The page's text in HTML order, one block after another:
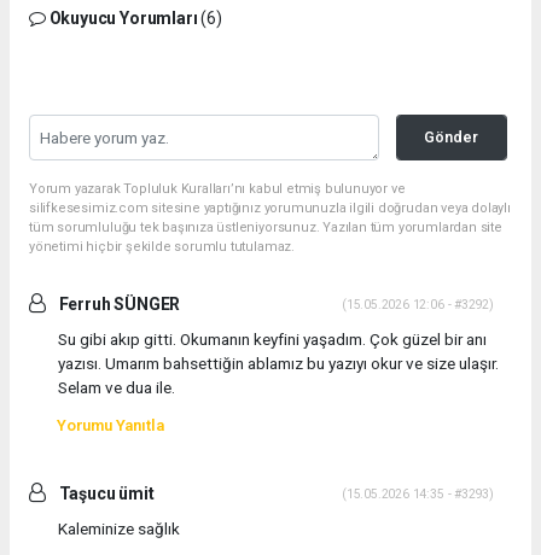
Okuyucu Yorumları(6)
Gönder
Yorum yazarak Topluluk Kuralları’nı kabul etmiş bulunuyor ve
silifkesesimiz.com sitesine yaptığınız yorumunuzla ilgili doğrudan veya dolaylı
tüm sorumluluğu tek başınıza üstleniyorsunuz. Yazılan tüm yorumlardan site
yönetimi hiçbir şekilde sorumlu tutulamaz.
Ferruh SÜNGER (15.05.2026 12:06 - #3292)
Su gibi akıp gitti. Okumanın keyfini yaşadım. Çok güzel bir anı
yazısı. Umarım bahsettiğin ablamız bu yazıyı okur ve size ulaşır.
Selam ve dua ile.
Yorumu Yanıtla
Taşucu ümit (15.05.2026 14:35 - #3293)
Kaleminize sağlık